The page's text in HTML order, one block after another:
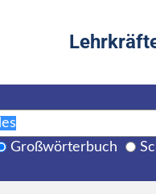
Großwörterbuch